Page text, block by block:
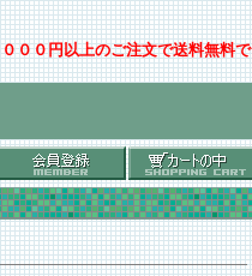
００円以上のご注文で送料無料で